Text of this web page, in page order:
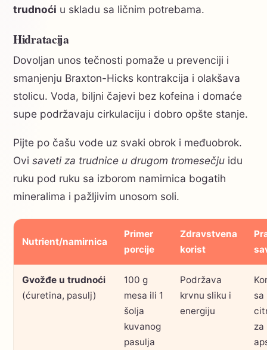
trudnoći u skladu sa ličnim potrebama.
Hidratacija
Dovoljan unos tečnosti pomaže u prevenciji i
smanjenju Braxton-Hicks kontrakcija i olakšava
stolicu. Voda, biljni čajevi bez kofeina i domaće
supe podržavaju cirkulaciju i dobro opšte stanje.
Pijte po čašu vode uz svaki obrok i međuobrok.
Ovi saveti za trudnice u drugom tromesečju idu
ruku pod ruku sa izborom namirnica bogatih
mineralima i pažljivim unosom soli.
Nutrient/namirnica
Primer
porcije
Zdravstvena
korist
Gvožđe u trudnoći
(ćuretina, pasulj)
100 g
mesa ili 1
šolja
kuvanog
pasulja
Podržava
krvnu sliku i
energiju
sa
za